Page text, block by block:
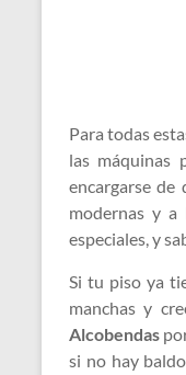
Para todas
las máquinas
encargarse de
modernas y a
especiales, y
Si tu piso ya
manchas y
Alcobendas
si no hay